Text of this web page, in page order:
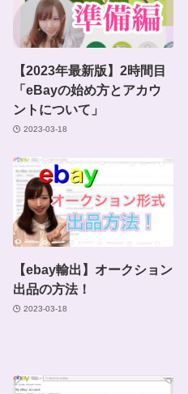
【2023年最新版】2時間目
「eBayの始め方とアカウ
ントについて」
2023-03-18
【ebay輸出】オークション
出品の方法！
2023-03-18